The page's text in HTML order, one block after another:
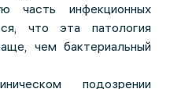
часть инфекционных
что эта патология
чем бактериальный
подозрении